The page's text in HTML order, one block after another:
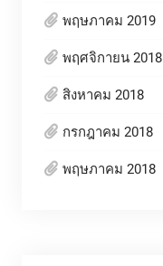
พฤษภาคม 2019
พฤศจิกายน 2018
สิงหาคม 2018
กรกฎาคม 2018
พฤษภาคม 2018